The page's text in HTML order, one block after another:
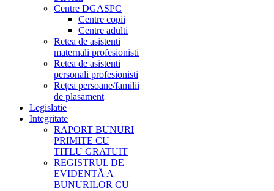
Centre DGASPC
Centre copii
Centre adulti
Retea de asistenti
maternali profesionisti
Retea de asistenti
personali profesionisti
Rețea persoane/familii
de plasament
Legislatie
Integritate
RAPORT BUNURI
PRIMITE CU
TITLU GRATUIT
REGISTRUL DE
EVIDENTĂ A
BUNURILOR CU